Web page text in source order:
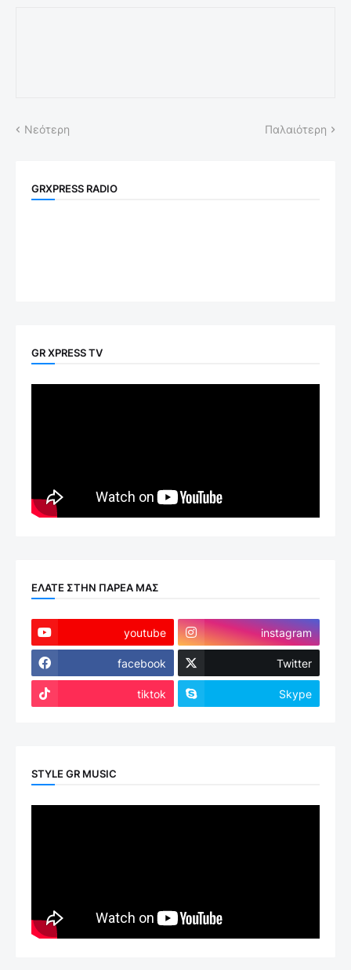
Νεότερη Παλαιότερη
GRXPRESS RADIO
GR XPRESS TV
ΕΛΑΤΕ ΣΤΗΝ ΠΑΡΕΑ ΜΑΣ
youtube instagram
facebook Twitter
tiktok Skype
STYLE GR MUSIC